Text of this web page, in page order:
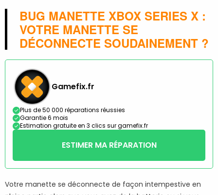
BUG MANETTE XBOX SERIES X :
VOTRE MANETTE SE
DÉCONNECTE SOUDAINEMENT ?
Gamefix.fr
Plus de 50 000 réparations réussies
Garantie 6 mois
Estimation gratuite en 3 clics sur gamefix.fr
ESTIMER MA RÉPARATION
Votre manette se déconnecte de façon intempestive en